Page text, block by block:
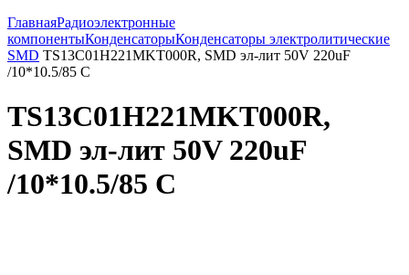
ГлавнаяРадиоэлектронные
компонентыКонденсаторыКонденсаторы электролитические
SMD TS13C01H221MKT000R, SMD эл-лит 50V 220uF
/10*10.5/85 C
TS13C01H221MKT000R,
SMD эл-лит 50V 220uF
/10*10.5/85 C